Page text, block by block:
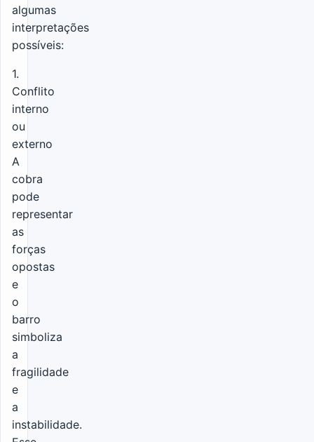
algumas
interpretações
possíveis:
1.
Conflito
interno
ou
externo
A
cobra
pode
representar
as
forças
opostas
e
o
barro
simboliza
a
fragilidade
e
a
instabilidade.